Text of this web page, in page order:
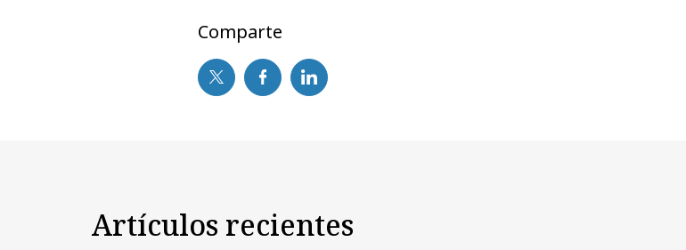
Comparte
Artículos recientes